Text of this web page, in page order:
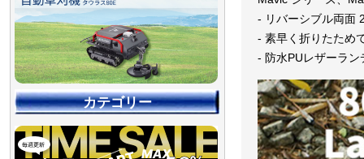
カテゴリー
- リバーシブル両面
- 素早く折りたため
- 防水PUレザーラ